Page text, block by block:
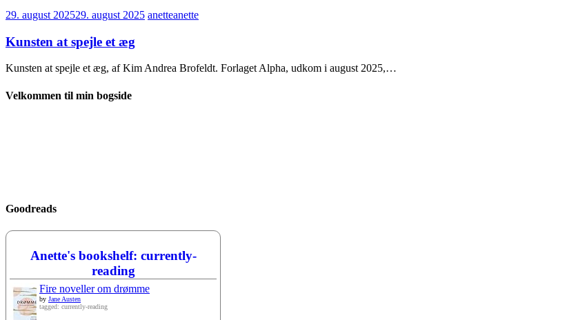
29. august 202529. august 2025 anetteanette
Kunsten at spejle et æg
Kunsten at spejle et æg, af Kim Andrea Brofeldt. Forlaget Alpha, udkom i august 2025,…
Velkommen til min bogside
Goodreads
Anette's bookshelf: currently-
reading
Fire noveller om drømme
by Jane Austen
tagged: currently-reading